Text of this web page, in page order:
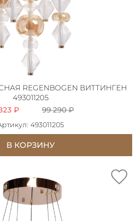
REGENBOGEN ВИТТИНГЕН
493011205
₽
99 290 ₽
493011205
В КОРЗИНУ